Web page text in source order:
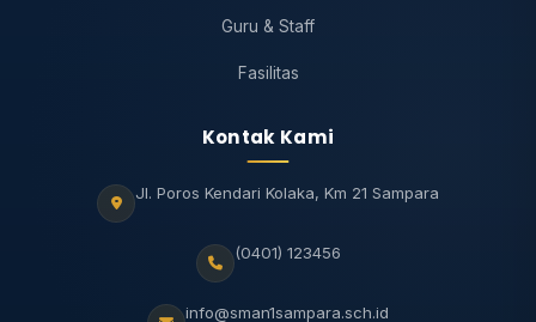
Guru & Staff
Fasilitas
Kontak Kami
Jl. Poros Kendari Kolaka, Km 21 Sampara
(0401) 123456
info@sman1sampara.sch.id